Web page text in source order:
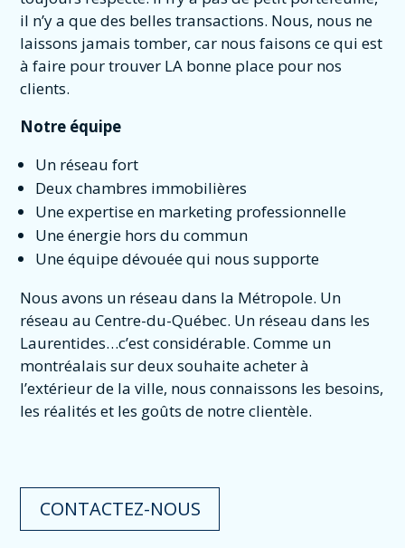
il n’y a que des belles transactions. Nous, nous ne
laissons jamais tomber, car nous faisons ce qui est
à faire pour trouver LA bonne place pour nos
clients.
Notre équipe
Un réseau fort
Deux chambres immobilières
Une expertise en marketing professionnelle
Une énergie hors du commun
Une équipe dévouée qui nous supporte
Nous avons un réseau dans la Métropole. Un
réseau au Centre-du-Québec. Un réseau dans les
Laurentides…c’est considérable. Comme un
montréalais sur deux souhaite acheter à
l’extérieur de la ville, nous connaissons les besoins,
les réalités et les goûts de notre clientèle.
CONTACTEZ-NOUS